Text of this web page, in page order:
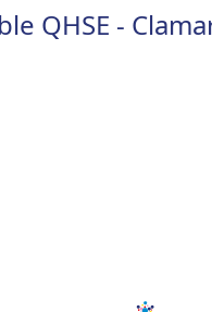
QHSE -